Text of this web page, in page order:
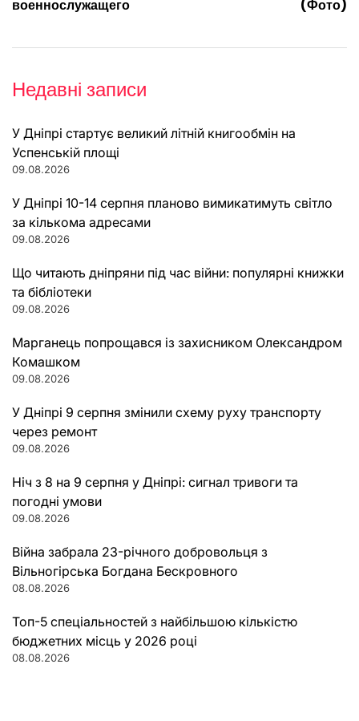
военнослужащего
(Фото)
Недавні записи
У Дніпрі стартує великий літній книгообмін на
Успенській площі
09.08.2026
У Дніпрі 10-14 серпня планово вимикатимуть світло
за кількома адресами
09.08.2026
Що читають дніпряни під час війни: популярні книжки
та бібліотеки
09.08.2026
Марганець попрощався із захисником Олександром
Комашком
09.08.2026
У Дніпрі 9 серпня змінили схему руху транспорту
через ремонт
09.08.2026
Ніч з 8 на 9 серпня у Дніпрі: сигнал тривоги та
погодні умови
09.08.2026
Війна забрала 23-річного добровольця з
Вільногірська Богдана Бескровного
08.08.2026
Топ-5 спеціальностей з найбільшою кількістю
бюджетних місць у 2026 році
08.08.2026